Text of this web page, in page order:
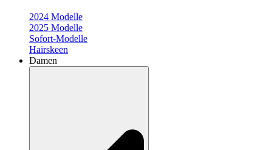
2024 Modelle
2025 Modelle
Sofort-Modelle
Hairskeen
Damen